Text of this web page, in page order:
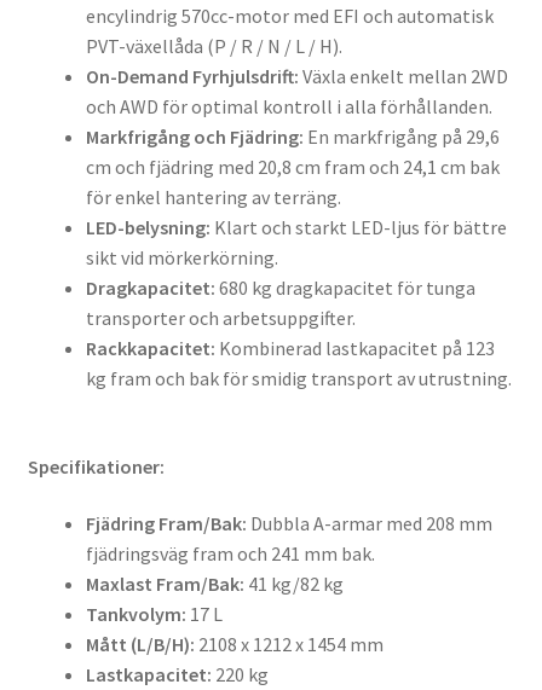
encylindrig 570cc-motor med EFI och automatisk
PVT-växellåda (P / R / N / L / H).
On-Demand Fyrhjulsdrift: Växla enkelt mellan 2WD
och AWD för optimal kontroll i alla förhållanden.
Markfrigång och Fjädring: En markfrigång på 29,6
cm och fjädring med 20,8 cm fram och 24,1 cm bak
för enkel hantering av terräng.
LED-belysning: Klart och starkt LED-ljus för bättre
sikt vid mörkerkörning.
Dragkapacitet: 680 kg dragkapacitet för tunga
transporter och arbetsuppgifter.
Rackkapacitet: Kombinerad lastkapacitet på 123
kg fram och bak för smidig transport av utrustning.
Specifikationer:
Fjädring Fram/Bak: Dubbla A-armar med 208 mm
fjädringsväg fram och 241 mm bak.
Maxlast Fram/Bak: 41 kg/82 kg
Tankvolym: 17 L
Mått (L/B/H): 2108 x 1212 x 1454 mm
Lastkapacitet: 220 kg